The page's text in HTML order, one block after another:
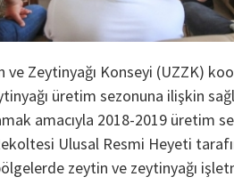
ve Zeytinyağı Konseyi (UZZK)
üretim sezonuna ilişkin
amacıyla 2018-2019 üretim
Ulusal Resmi Heyeti
zeytin ve zeytinyağı